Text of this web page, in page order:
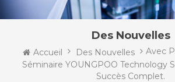
Des Nouvelles
Accueil Des Nouvelles
Avec
Séminaire YOUNGPOO Technology
Succès Complet.